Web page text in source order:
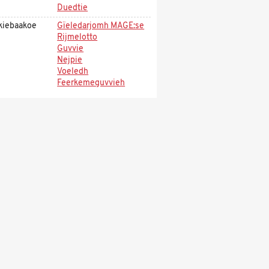
Duedtie
Gïeledarjomh MAGE:se
Rijmelotto
Guvvie
Nejpie
Voeledh
Feerkemeguvvieh